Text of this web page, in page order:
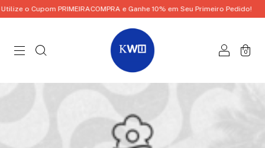
o Cupom PRIMEIRACOMPRA e Ganhe 10% em Seu Primeiro Pedido!
0